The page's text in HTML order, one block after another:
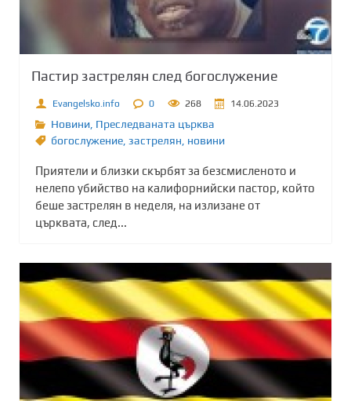
Пастир застрелян след богослужение
Evangelsko.info 0 268 14.06.2023
Новини Преследваната църква
богослужение застрелян новини
Приятели и близки скърбят за безсмисленото и
нелепо убийство на калифорнийски пастор, който
беше застрелян в неделя, на излизане от
църквата, след...